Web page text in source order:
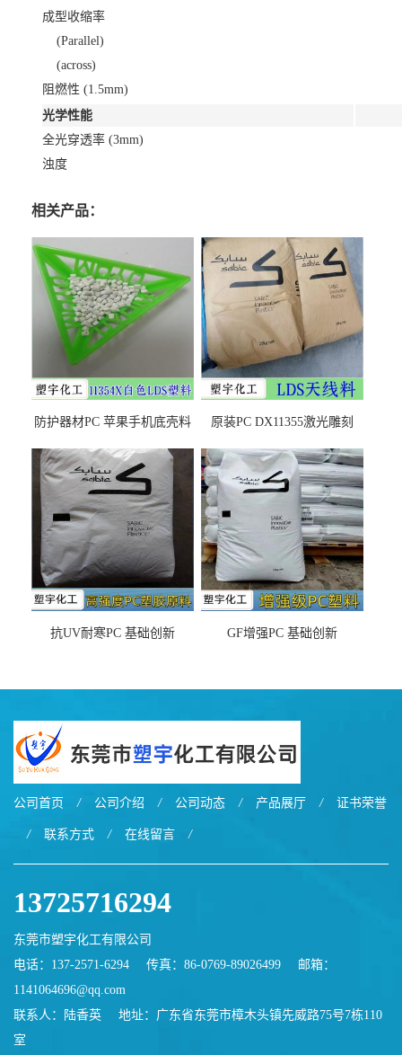
成型收缩率
(Parallel)
(across)
阻燃性 (1.5mm)
光学性能
全光穿透率 (3mm)
浊度
相关产品：
防护器材PC 苹果手机底壳料
之忧
原装PC DX11355激光雕刻
抗UV耐寒PC 基础创新
GF增强PC 基础创新
公司首页 / 公司介绍 / 公司动态 / 产品展厅 / 证书荣誉
/ 联系方式 / 在线留言 /
13725716294
东莞市塑宇化工有限公司
电话：137-2571-6294
传真：86-0769-89026499
邮箱：
1141064696@qq.com
联系人：陆香英
地址：广东省东莞市樟木头镇先威路75号7栋110
室